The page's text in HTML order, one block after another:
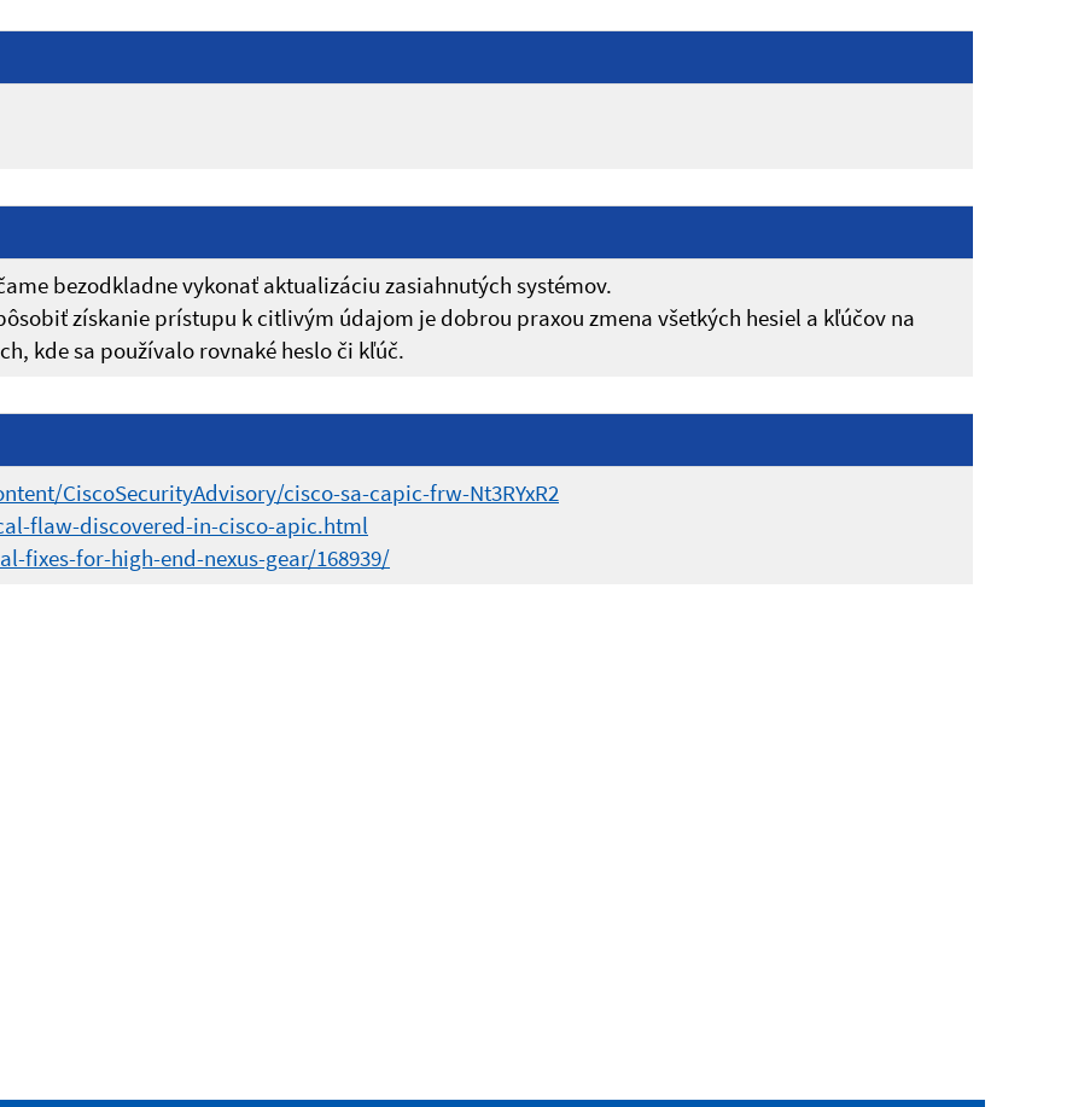
bezodkladne vykonať aktualizáciu zasiahnutých systémov.
získanie prístupu k citlivým údajom je dobrou praxou zmena všetkých hesiel a kľúčov na
kde sa používalo rovnaké heslo či kľúč.
CiscoSecurityAdvisory/cisco-sa-capic-frw-Nt3RYxR2
flaw-discovered-in-cisco-apic.html
fixes-for-high-end-nexus-gear/168939/